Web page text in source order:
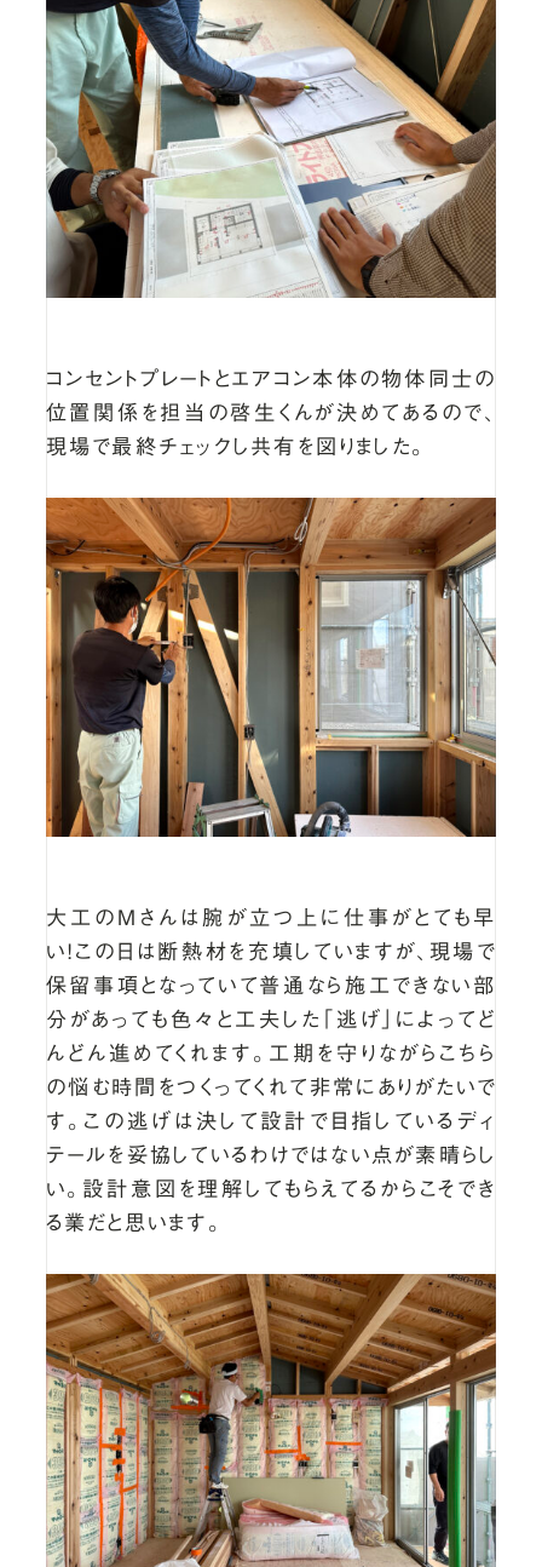
コンセントプレートとエアコン本体の物体同士の
位置関係を担当の啓生くんが決めてあるので、
現場で最終チェックし共有を図りました。
大工のMさんは腕が立つ上に仕事がとても早
い！この日は断熱材を充填していますが、現場で
保留事項となっていて普通なら施工できない部
分があっても色々と工夫した「逃げ」によってど
んどん進めてくれます。工期を守りながらこちら
の悩む時間をつくってくれて非常にありがたいで
す。この逃げは決して設計で目指しているディ
テールを妥協しているわけではない点が素晴らし
い。設計意図を理解してもらえてるからこそでき
る業だと思います。